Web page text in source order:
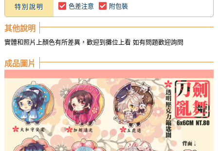
特別說明 色差注意 附包裝
其他說明
實體和照片上顏色有所差異，歡迎到攤位上看 如有問題歡迎詢問
成品圖片